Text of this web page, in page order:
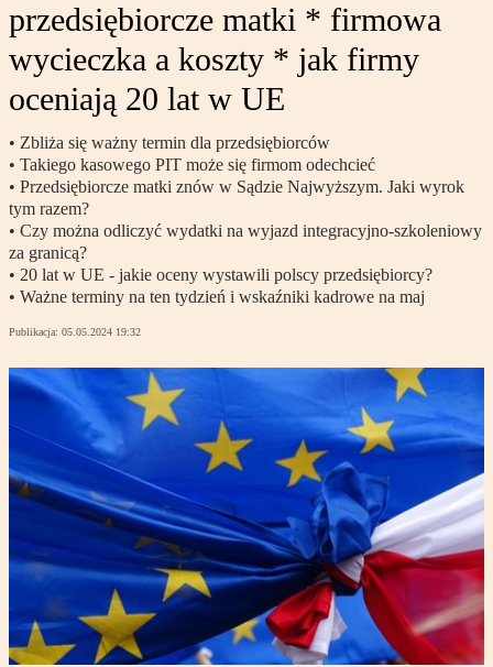
przedsiębiorcze matki * firmowa
wycieczka a koszty * jak firmy
oceniają 20 lat w UE
• Zbliża się ważny termin dla przedsiębiorców
• Takiego kasowego PIT może się firmom odechcieć
• Przedsiębiorcze matki znów w Sądzie Najwyższym. Jaki wyrok
tym razem?
• Czy można odliczyć wydatki na wyjazd integracyjno-szkoleniowy
za granicą?
• 20 lat w UE - jakie oceny wystawili polscy przedsiębiorcy?
• Ważne terminy na ten tydzień i wskaźniki kadrowe na maj
Publikacja: 05.05.2024 19:32